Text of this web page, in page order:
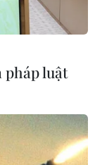
pháp luật